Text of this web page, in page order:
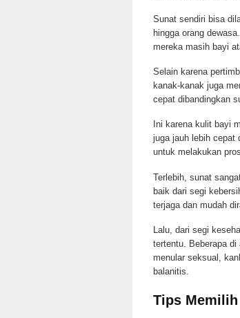
Sunat sendiri bisa
hingga orang
mereka masih bayi
Selain karena
kanak-kanak juga
cepat dibandingkan
Ini karena kulit bayi
juga jauh lebih cepat
untuk melakukan
Terlebih, sunat
baik dari segi
terjaga dan mudah
Lalu, dari segi
tertentu. Beberapa
menular seksual,
balanitis.
Tips